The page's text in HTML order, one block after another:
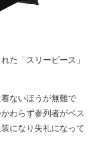
た「スリーピース」
ないほうが無難で
わらず参列者がベス
になり失礼になって